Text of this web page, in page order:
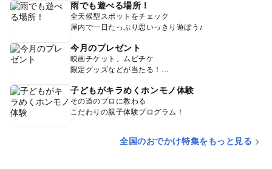
雨でも遊べる場所！
全天候型スポットをチェック
屋内で一日たっぷり思いっきり遊ぼう♪
今月のプレゼント
映画チケット、ムビチケ
限定グッズなどが当たる！
子どもがキラめくホンモノ体験
その道のプロに教わる
こだわりの親子体験プログラム！
全国のおでかけ特集をもっと見る